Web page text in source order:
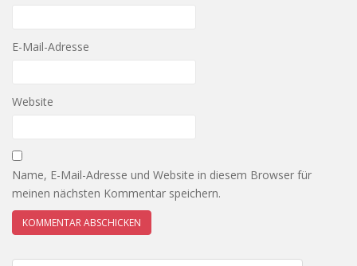
E-Mail-Adresse
Website
Name, E-Mail-Adresse und Website in diesem Browser für
meinen nächsten Kommentar speichern.